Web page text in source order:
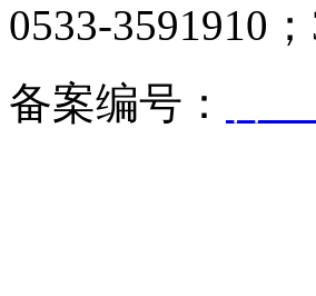
0533-3591910
备案编号：